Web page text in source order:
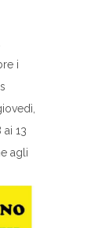
i
13
agli